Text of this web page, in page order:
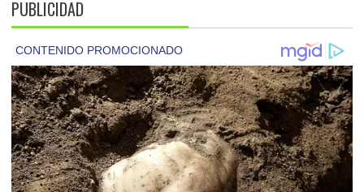
PUBLICIDAD